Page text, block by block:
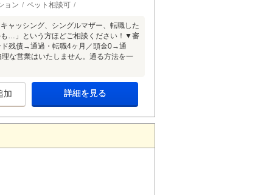
ョン ペット相談可
ャッシング、シングルマザー、転職した
も…」という方ほどご相談ください！▼審
残債→通過・転職4ヶ月／頭金0→通
な営業はいたしません。通る方法を一
加 詳細を見る